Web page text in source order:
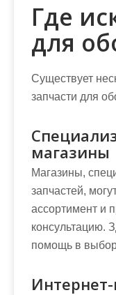
Где
для
Существует
запчасти для
магазины
Магазины,
запчастей,
ассортимент и
консультацию.
помощь в